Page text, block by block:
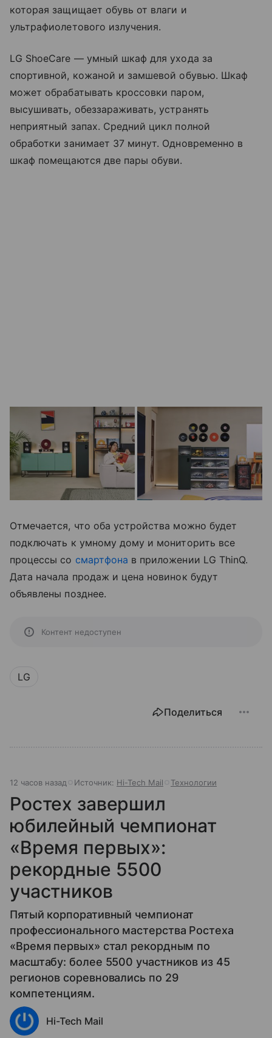
которая защищает обувь от влаги и
ультрафиолетового излучения.
LG ShoeCare — умный шкаф для ухода за
спортивной, кожаной и замшевой обувью. Шкаф
может обрабатывать кроссовки паром,
высушивать, обеззараживать, устранять
неприятный запах. Средний цикл полной
обработки занимает 37 минут. Одновременно в
шкаф помещаются две пары обуви.
Отмечается, что оба устройства можно будет
подключать к умному дому и мониторить все
процессы со смартфона в приложении LG ThinQ.
Дата начала продаж и цена новинок будут
объявлены позднее.
Контент недоступен
LG
Поделиться
12 часов назад Источник: Hi-Tech Mail Технологии
Ростех завершил
юбилейный чемпионат
«Время первых»:
рекордные 5500
участников
Пятый корпоративный чемпионат
профессионального мастерства Ростеха
«Время первых» стал рекордным по
масштабу: более 5500 участников из 45
регионов соревновались по 29
компетенциям.
Hi-Tech Mail